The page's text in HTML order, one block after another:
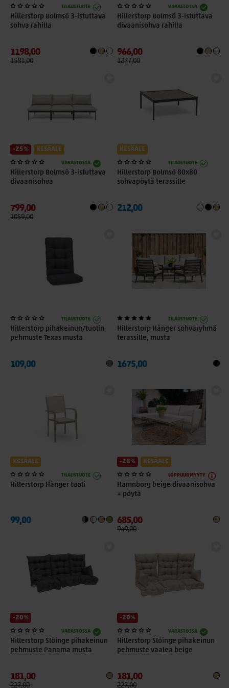
TILAUSTUOTE
Hillerstorp Bolmsö 3-istuttava
sohva rahilla
1198,00
1581,00
VARASTOSSA
Hillerstorp Bolmsö 3-istuttava
divaanisohva rahilla
966,00
1277,00
-25% KESÄALE
VARASTOSSA
Hillerstorp Bolmsö 3-istuttava
divaanisohva
799,00
1059,00
KESÄALE
TILAUSTUOTE
Hillerstorp Bolmsö 80x80
sohvapöytä terassille
212,00
TILAUSTUOTE
Hillerstorp pihakeinun/tuolin
pehmuste Texas musta
109,00
TILAUSTUOTE
Hillerstorp Hånger sohvaryhmä
terassille, musta
1675,00
KESÄALE
TILAUSTUOTE
Hillerstorp Hånger tuoli
99,00
-28% KESÄALE
LOPPUUNMYYTY
Hamnborg beige divaanisohva
+ pöytä
685,00
949,00
-20%
VARASTOSSA
Hillerstorp Slöinge pihakeinun
pehmuste Panama musta
181,00
227,00
-20%
VARASTOSSA
Hillerstorp Slöinge pihakeinun
pehmuste vaalea beige
181,00
227,00